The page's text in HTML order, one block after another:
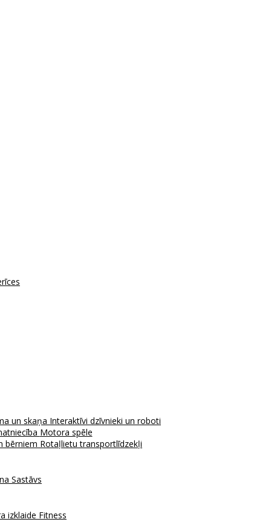
un skaņa Interaktīvi dzīvnieki un roboti
Motora spēle
bērniem Rotaļlietu transportlīdzekļi
Sastāvs
izklaide Fitness